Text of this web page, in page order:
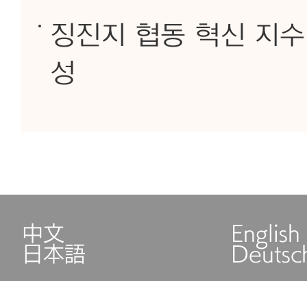
징진지 협동 혁신 지
성
中文 English
日本語